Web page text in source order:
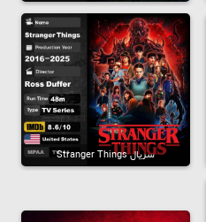
سریال Stranger Things